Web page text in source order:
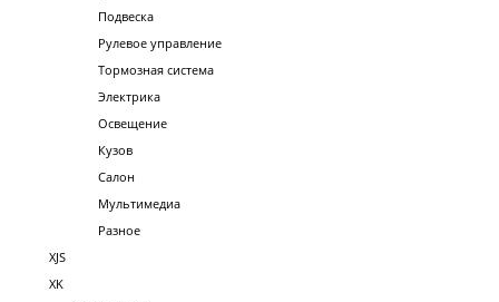
Подвеска
Рулевое управление
Тормозная система
Электрика
Освещение
Кузов
Салон
Мультимедиа
Разное
XJS
XK